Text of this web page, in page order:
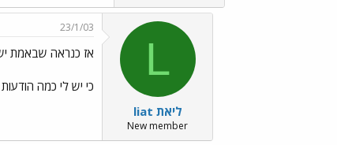
L
liat ליאת
New member
23/1/03
אז כנראה שבאמת
כי יש לי כמה